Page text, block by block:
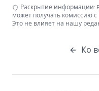
Раскрытие информации:
может получать комиссию с
Это не влияет на нашу
Ко